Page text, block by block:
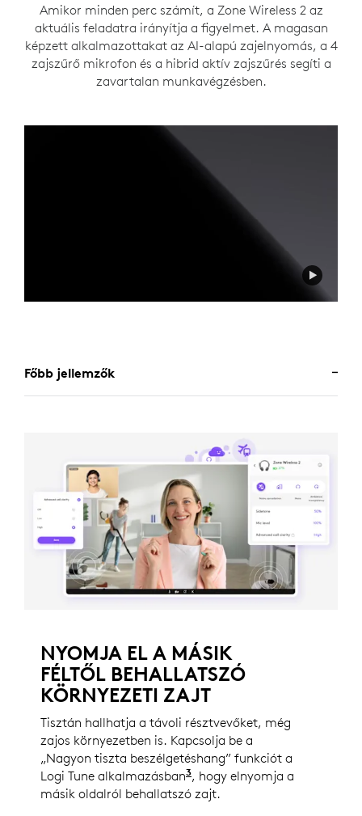
Amikor minden perc számít, a Zone Wireless 2 az
aktuális feladatra irányítja a figyelmet. A magasan
képzett alkalmazottakat az AI-alapú zajelnyomás, a 4
zajszűrő mikrofon és a hibrid aktív zajszűrés segíti a
zavartalan munkavégzésben.
Főbb jellemzők
NYOMJA EL A MÁSIK
FÉLTŐL BEHALLATSZÓ
KÖRNYEZETI ZAJT
Tisztán hallhatja a távoli résztvevőket, még
zajos környezetben is. Kapcsolja be a
„Nagyon tiszta beszélgetéshang” funkciót a
Logi Tune alkalmazásban3A Logi Tune ChromeOS
, hogy elnyomja a
másik oldalról behallatszó zajt.